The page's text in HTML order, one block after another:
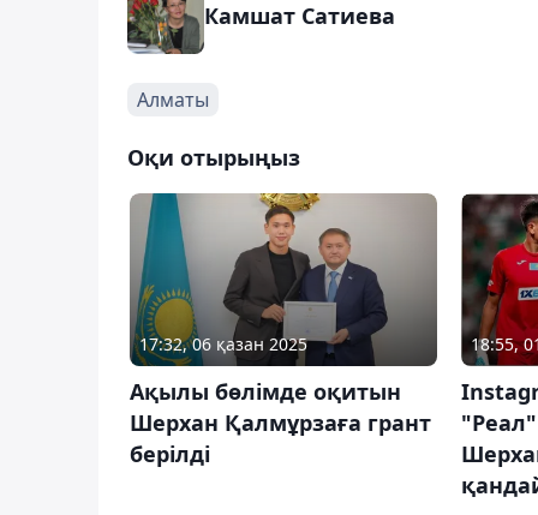
Камшат Сатиева
Алматы
Оқи отырыңыз
17:32, 06 қазан 2025
Ақылы бөлімде оқитын
Шерхан Қалмұрзаға грант
берілді
18:55,